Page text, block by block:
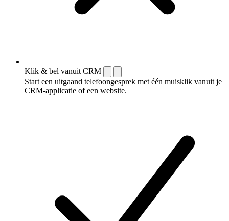
Klik & bel vanuit CRM
Start een uitgaand telefoongesprek met één muisklik vanuit je
CRM-applicatie of een website.